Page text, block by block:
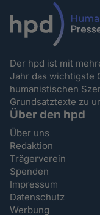
Der hpd ist mit
Jahr das wichtigste
humanistischen
Grundsatztexte zu
Über den hpd
Über uns
Redaktion
Trägerverein
Spenden
Impressum
Datenschutz
Werbung